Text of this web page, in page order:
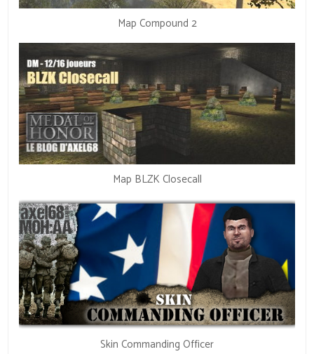
Map Compound 2
Map BLZK Closecall
Skin Commanding Officer